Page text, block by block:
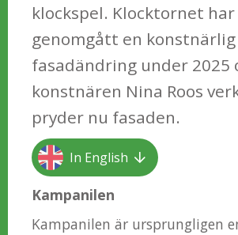
klockspel. Klocktornet har
genomgått en konstnärlig
fasadändring under 2025
konstnären Nina Roos
pryder nu fasaden.
In English
Kampanilen
Kampanilen är ursprungligen